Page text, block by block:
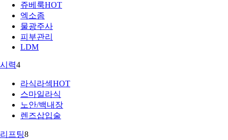
쥬베룩HOT
엑소좀
물광주사
피부관리
LDM
시력4
라식라섹HOT
스마일라식
노안/백내장
렌즈삽입술
리프팅8